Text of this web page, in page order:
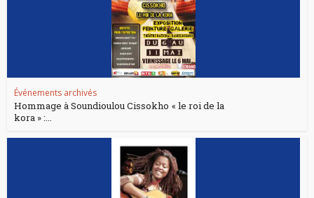
Événements archivés
Hommage à Soundioulou Cissokho « le roi de la
kora » :...